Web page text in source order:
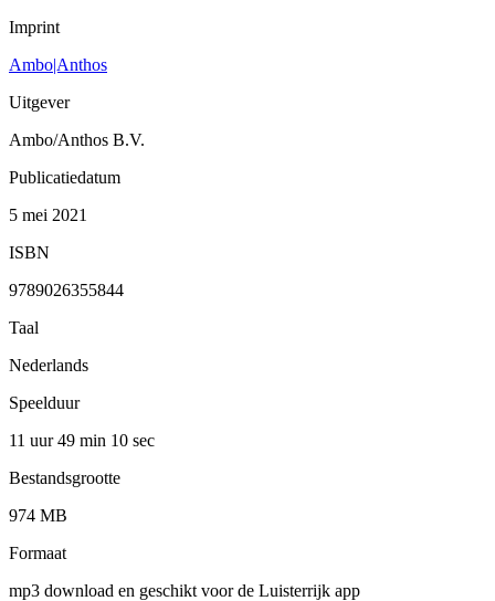
Imprint
Ambo|Anthos
Uitgever
Ambo/Anthos B.V.
Publicatiedatum
5 mei 2021
ISBN
9789026355844
Taal
Nederlands
Speelduur
11 uur 49 min 10 sec
Bestandsgrootte
974 MB
Formaat
mp3 download en geschikt voor de Luisterrijk app